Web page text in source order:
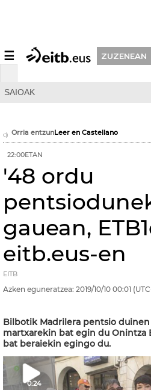
☰ ZUZENEAN
SAIOAK
Orria entzunLeer en Castellano
22:00ETAN
'48 ordu
gauean,
eitb.eus-en
EITB
Azken eguneratzea: 2019/10/10 00:01
Bilbotik Madrilera pentsio
martxarekin bat egin du Onintza
bat beraiekin egingo du.
0:24